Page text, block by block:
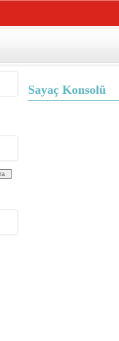
Sayaç Konsolü